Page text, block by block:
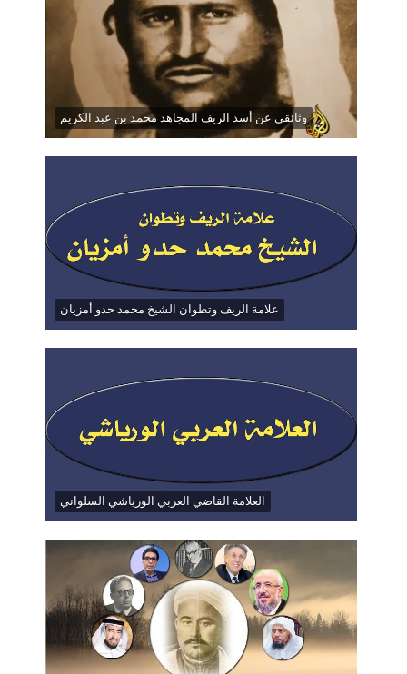
وثائقي عن أسد الريف المجاهد محمد بن عبد الكريم
علامة الريف وتطوان الشيخ محمد حدو أمزيان
العلامة القاضي العربي الورياشي السلواني